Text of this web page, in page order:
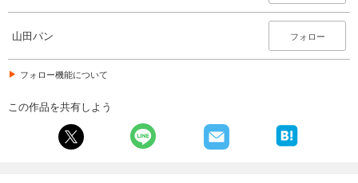
山田パン フォロー
フォロー機能について
この作品を共有しよう